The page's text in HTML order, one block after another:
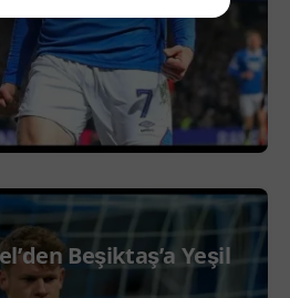
Beşiktaş’a Yeşil